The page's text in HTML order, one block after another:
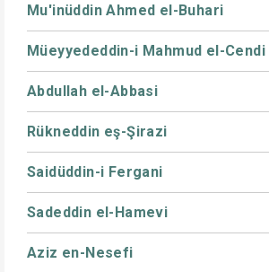
Mu'inüddin Ahmed el-Buhari
Müeyyededdin-i Mahmud el-Cendi
Abdullah el-Abbasi
Rükneddin eş-Şirazi
Saidüddin-i Fergani
Sadeddin el-Hamevi
Aziz en-Nesefi